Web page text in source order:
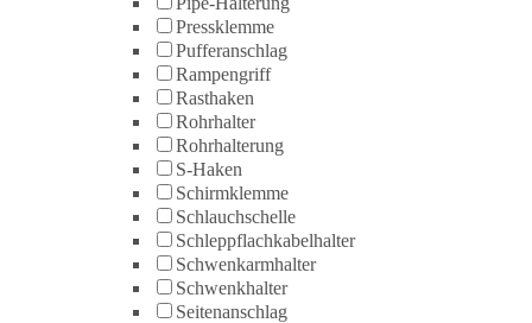
Pressklemme
Pufferanschlag
Rampengriff
Rasthaken
Rohrhalter
Rohrhalterung
S-Haken
Schirmklemme
Schlauchschelle
Schleppflachkabelhalter
Schwenkarmhalter
Schwenkhalter
Seitenanschlag